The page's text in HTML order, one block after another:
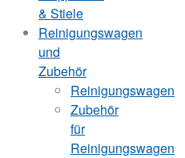
& Stiele
Reinigungswagen
und
Zubehör
Reinigungswagen
Zubehör
für
Reinigungswagen